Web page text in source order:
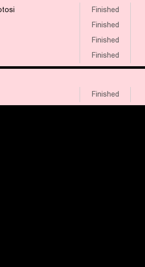
Finished
Finished
Finished
Finished
Finished